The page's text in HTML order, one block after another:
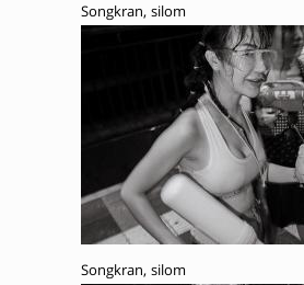
Songkran, silom
Songkran, silom